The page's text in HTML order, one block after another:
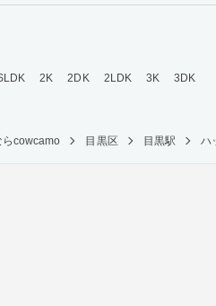
2K 2DK 2LDK 3K
3DK
らcowcamo 目黒区 目黒駅 ハ